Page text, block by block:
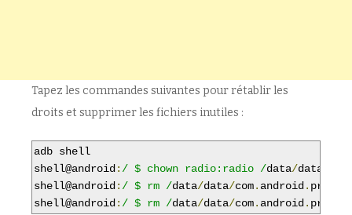
Tapez les commandes suivantes pour rétablir les
droits et supprimer les fichiers inutiles :
adb shell
shell@android : / $ chown radio:radio /data/data
shell@android : / $ rm /data/data/com. android .
shell@android : / $ rm /data/data/com. android .